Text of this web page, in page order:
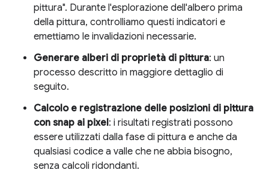
pittura". Durante l'esplorazione dell'albero prima
della pittura, controlliamo questi indicatori e
emettiamo le invalidazioni necessarie.
Generare alberi di proprietà di pittura: un
processo descritto in maggiore dettaglio di
seguito.
Calcolo e registrazione delle posizioni di pittura
con snap ai pixel: i risultati registrati possono
essere utilizzati dalla fase di pittura e anche da
qualsiasi codice a valle che ne abbia bisogno,
senza calcoli ridondanti.